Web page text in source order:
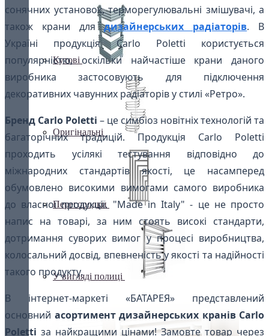
Кутові
Оригінальні
Перегородки
У вигляді полиці
сонячних установок, терморегулювальні змішувачі, а
також крани длядизайнерських радіаторів. В
Україні продукція Carlo Poletti користується
популярністю, оскільки найчастіше крани даного
виробника застосовують для підключення
декоративних чавунних радіаторів у стилі «Ретро».
Бренд Carlo Poletti – це симбіоз новітніх технологій та
багаторічних традицій. Продукція Carlo Poletti
проходить усілякі тестування відповідно до
міжнародних стандартів якості, це насамперед
обумовлено високими вимогами самого виробника
до власної продукції. "Made in Italy" - це не просто
напис на товарі, за ним стоять високі стандарти,
дотримання суворих вимог у процесі виробництва,
колосальний досвід, впевненість у якості та надійності
такого продукту.
В інтернет-маркеті «БАТАРЕЯ» представлений
основний асортимент дизайнерських кранів Carlo
Poletti за найкращими цінами! Замовте товар через